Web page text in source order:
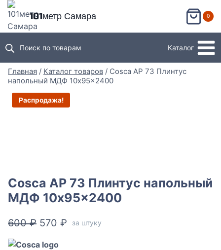
Перейти
содержимому
101метр Самара 0
Поиск по товарам Каталог
Главная / Каталог товаров / Cosca AP 73 Плинтус
напольный МДФ 10x95x2400
Распродажа!
Cosca AP 73 Плинтус напольный
МДФ 10x95x2400
600₽ Первоначальная
570 ₽ Текущая
за штуку